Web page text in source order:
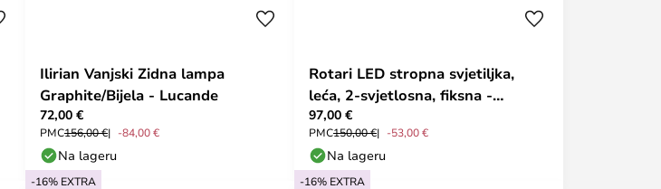
Ilirian Vanjski Zidna lampa
Graphite/Bijela - Lucande
72,00 €
PMC156,00 € -84,00 €
Na lageru
Rotari LED stropna svjetiljka,
leća, 2-svjetlosna, fiksna -
Arcchio
97,00 €
PMC150,00 € -53,00 €
Na lageru
-16% EXTRA -16% EXTRA